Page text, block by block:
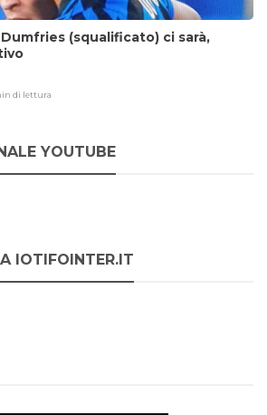
(squalificato) ci sarà,
di lettura
YOUTUBE
IOTIFOINTER.IT